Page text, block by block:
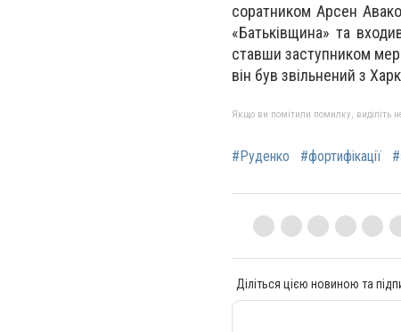
соратником Арсен
«Батьківщина» та
ставши заступником
він був звільнений з
Якщо ви помітили помилку, виділіть
#Руденко #фортифікації
Діліться цією новиною та